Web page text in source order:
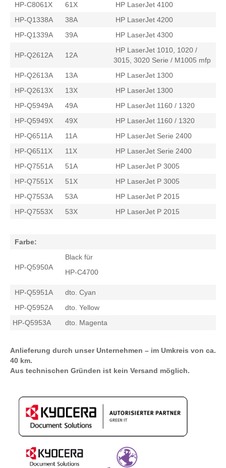
HP-C8061X
61X
HP LaserJet 4100
HP-Q1338A
38A
HP LaserJet 4200
HP-Q1339A
39A HP LaserJet 4300
HP-Q2612A 12A
HP LaserJet 1010, 1020 /
3015, 3020 Serie / M1005 mfp
HP-Q2613A
13A
HP LaserJet 1300
HP-Q2613X
13X
HP LaserJet 1300
HP-Q5949A
49A
HP LaserJet 1160 / 1320
HP-Q5949X
49X
HP LaserJet 1160 / 1320
HP-Q6511A
11A
HP LaserJet Serie 2400
HP-Q6511X
11X
HP LaserJet Serie 2400
HP-Q7551A
51A
HP LaserJet P 3005
HP-Q7551X
51X
HP LaserJet P 3005
HP-Q7553A
53A
HP LaserJet P 2015
HP-Q7553X
53X HP LaserJet P 2015
Farbe:
HP-Q5950A
Black für
HP-C4700
HP-Q5951A
dto. Cyan
HP-Q5952A
dto. Yellow
HP-Q5953A
dto. Magenta
Anlieferung durch unser Unternehmen – im Umkreis von ca.
40 km.
Aus technischen Gründen ist kein Versand möglich.